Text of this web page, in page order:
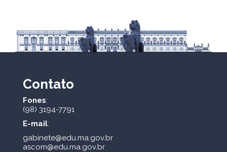
Contato
Fones:
(98) 3194-7791
E-mail:
gabinete@edu.ma.gov.br
ascom@edu.ma.gov.br